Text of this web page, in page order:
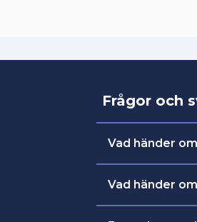
Frågor och
Vad händer
Det är bra om
har glömt
Vad händer
Spelaren får